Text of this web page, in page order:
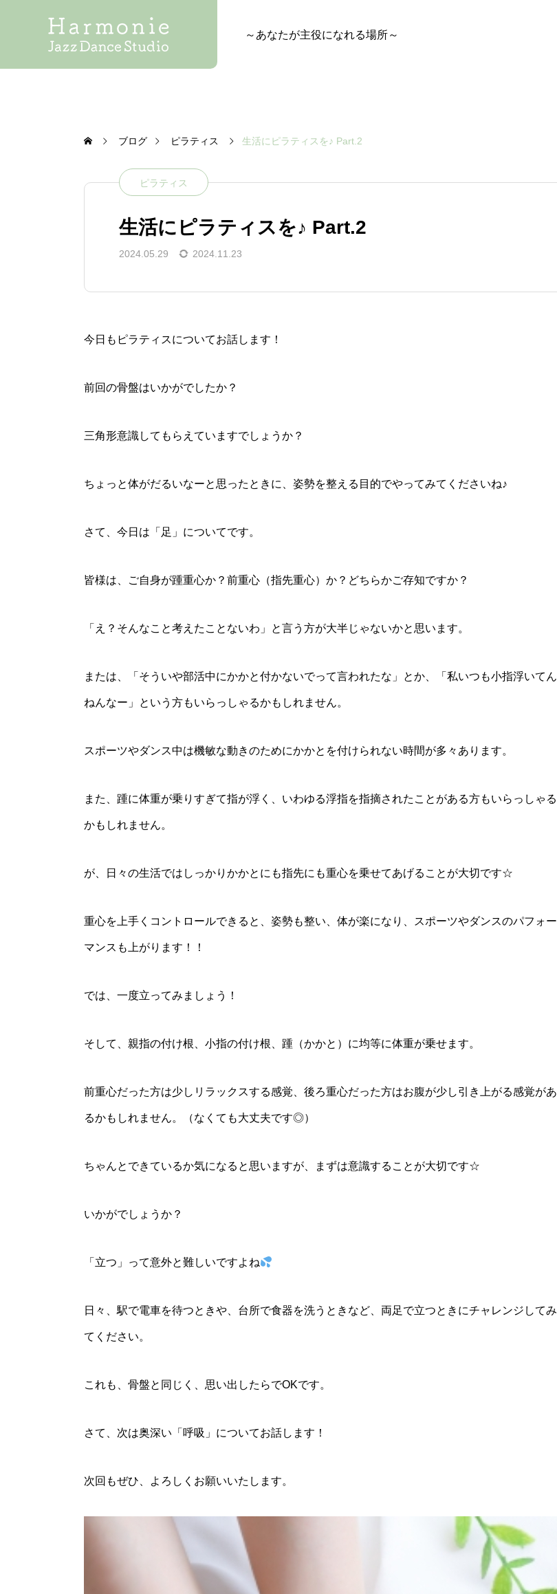
～あなたが主役になれる場所～
ブログ ピラティス 生活にピラティスを♪ Part.2
ピラティス
生活にピラティスを♪ Part.2
2024.05.29 2024.11.23
今日もピラティスについてお話します！
前回の骨盤はいかがでしたか？
三角形意識してもらえていますでしょうか？
ちょっと体がだるいなーと思ったときに、姿勢を整える目的でやってみてくださいね♪
さて、今日は「足」についてです。
皆様は、ご自身が踵重心か？前重心（指先重心）か？どちらかご存知ですか？
「え？そんなこと考えたことないわ」と言う方が大半じゃないかと思います。
または、「そういや部活中にかかと付かないでって言われたな」とか、「私いつも小指浮いてん
ねんなー」という方もいらっしゃるかもしれません。
スポーツやダンス中は機敏な動きのためにかかとを付けられない時間が多々あります。
また、踵に体重が乗りすぎて指が浮く、いわゆる浮指を指摘されたことがある方もいらっしゃる
かもしれません。
が、日々の生活ではしっかりかかとにも指先にも重心を乗せてあげることが大切です☆
重心を上手くコントロールできると、姿勢も整い、体が楽になり、スポーツやダンスのパフォー
マンスも上がります！！
では、一度立ってみましょう！
そして、親指の付け根、小指の付け根、踵（かかと）に均等に体重が乗せます。
前重心だった方は少しリラックスする感覚、後ろ重心だった方はお腹が少し引き上がる感覚があ
るかもしれません。（なくても大丈夫です◎）
ちゃんとできているか気になると思いますが、まずは意識することが大切です☆
いかがでしょうか？
「立つ」って意外と難しいですよね
日々、駅で電車を待つときや、台所で食器を洗うときなど、両足で立つときにチャレンジしてみ
てください。
これも、骨盤と同じく、思い出したらでOKです。
さて、次は奥深い「呼吸」についてお話します！
次回もぜひ、よろしくお願いいたします。